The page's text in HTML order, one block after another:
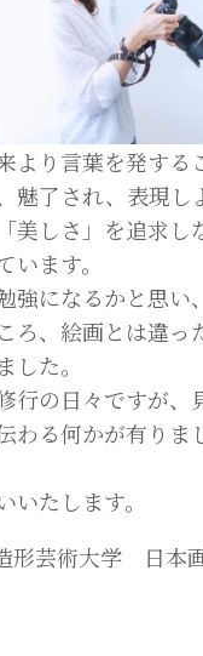
より言葉を発する
魅了され、表現し
美しさ」を追求し
います。
強になるかと思い
ろ、絵画とは違っ
した。
行の日々ですが、
わる何かが有りま
いたします。
形芸術大学 日本